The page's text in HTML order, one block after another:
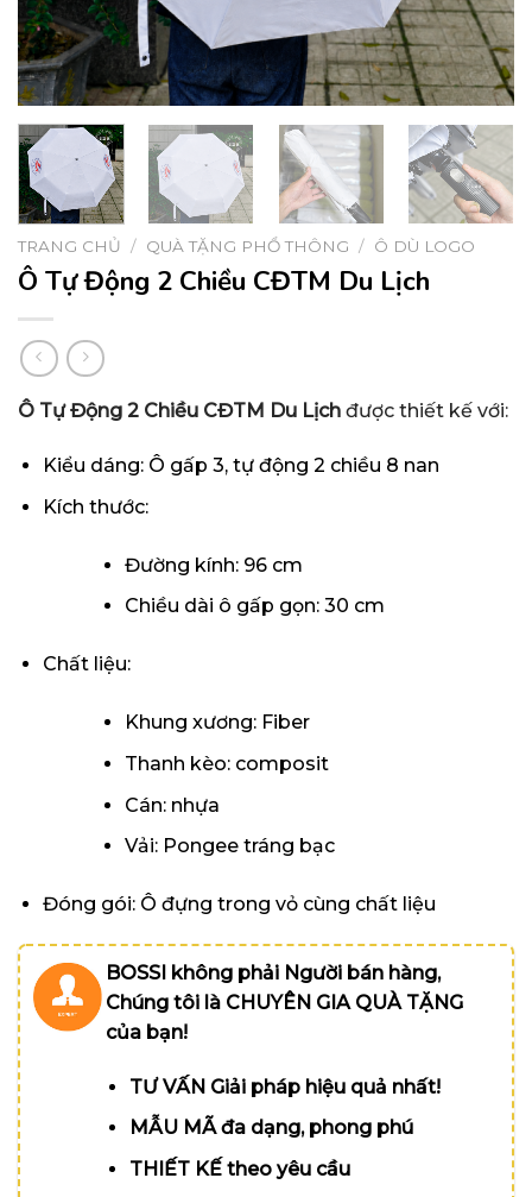
TRANG CHỦ / QUÀ TẶNG PHỔ THÔNG / Ô DÙ LOGO
Ô Tự Động 2 Chiều CĐTM Du Lịch
Ô Tự Động 2 Chiều CĐTM Du Lịch được thiết kế với:
Kiểu dáng: Ô gấp 3, tự động 2 chiều 8 nan
Kích thước:
Đường kính: 96 cm
Chiều dài ô gấp gọn: 30 cm
Chất liệu:
Khung xương: Fiber
Thanh kèo: composit
Cán: nhựa
Vải: Pongee tráng bạc
Đóng gói: Ô đựng trong vỏ cùng chất liệu
BOSSI không phải Người bán hàng,
Chúng tôi là CHUYÊN GIA QUÀ TẶNG
của bạn!
TƯ VẤN Giải pháp hiệu quả nhất!
MẪU MÃ đa dạng, phong phú
THIẾT KẾ theo yêu cầu